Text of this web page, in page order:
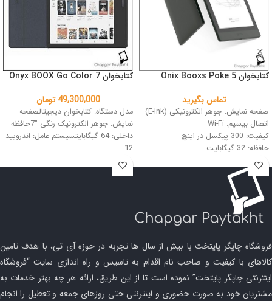
کتابخوان Onix Booxs Poke 5
تماس بگیرید
صفحه نمایش: جوهر الکترونیکی (E-Ink)
اتصال بیسیم: Wi-Fi
کیفیت: 300 پیکسل در اینچ
حافظه: 32 گیگابایت
سایز: 6 اینچ
کتابخوان Onyx BOOX Go Color 7
49,300,000 تومان
مدل دستگاه: کتابخوان دیجیتالصفحه
نمایش: جوهر الکترونیک رنگی "7حافظه
داخلی: 64 گیگابایتسیستم عامل: اندرویید
12
فروشگاه چاپگر پایتخت با بیش از سال ها تجربه در حوزه آی تی، با هدف تامین
کالاهای با کیفیت و صاحب نام اقدام به تاسیس و راه اندازی سایت “فروشگاه
اینترنتی چاپگر پایتخت” نموده است تا از این طریق، ارائه هر چه بهتر خدمات به
مشتریان خود به صورت حضوری و اینترنتی حتی روزهای جمعه و تعطیل را انجام